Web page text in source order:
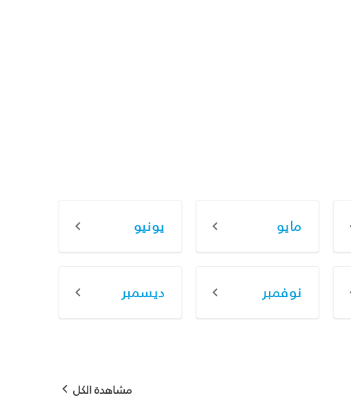
مايو يونيو
نوفمبر ديسمبر
مشاهدة الكل